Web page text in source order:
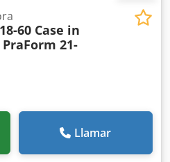
60 Case in
21-
Llamar